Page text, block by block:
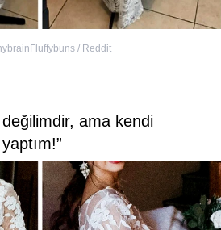
/ Reddit
ama kendi